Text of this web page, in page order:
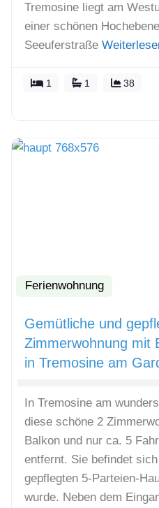
Tremosine liegt am
einer schönen
Seeuferstraße
1 1 38
Ferienwohnung
Gemütliche und
Zimmerwohnung mit
in Tremosine am
In Tremosine am
diese schöne 2
Balkon und nur ca. 5
entfernt. Sie befindet
gepflegten 5-Parteien-
wurde. Neben dem